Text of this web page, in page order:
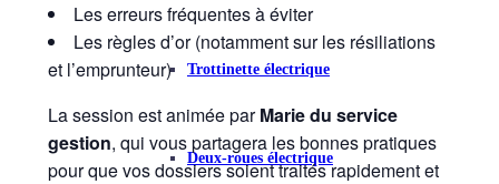
Trottinette électrique
Deux-roues électrique
Les erreurs fréquentes à éviter
Les règles d’or (notamment sur les résiliations
et l’emprunteur)
La session est animée parMarie du service
gestion, qui vous partagera les bonnes pratiques
pour que vos dossiers soient traités rapidement et